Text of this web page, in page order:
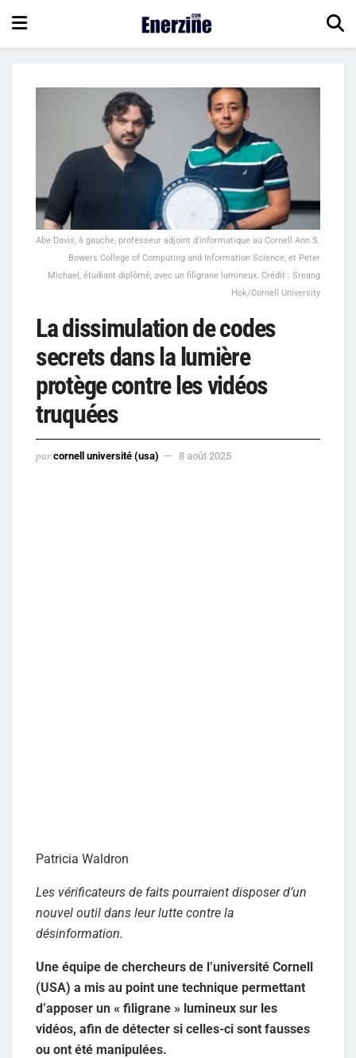
Abe Davis, à gauche, professeur adjoint d'informatique au Cornell Ann S.
Bowers College of Computing and Information Science, et Peter
Michael, étudiant diplômé, avec un filigrane lumineux. Crédit : Sreang
Hok/Cornell University
La dissimulation de codes
secrets dans la lumière
protège contre les vidéos
truquées
par cornell université (usa) 8 août 2025
Patricia Waldron
Les vérificateurs de faits pourraient disposer d’un
nouvel outil dans leur lutte contre la
désinformation.
Une équipe de chercheurs de l’université Cornell
(USA) a mis au point une technique permettant
d’apposer un « filigrane » lumineux sur les
vidéos, afin de détecter si celles-ci sont fausses
ou ont été manipulées.